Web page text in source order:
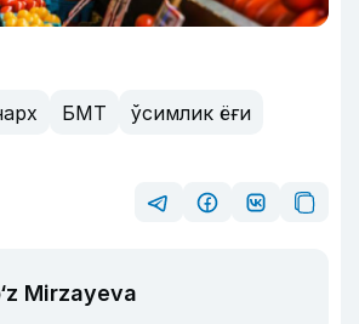
БМТ
ўсимлик ёғи
Mirzayeva